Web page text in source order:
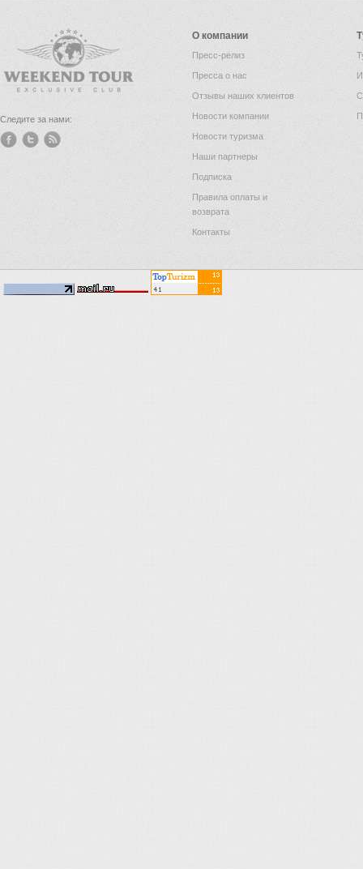
Следите за нами:
О компании
Пресс-релиз
Пресса о нас
Отзывы наших клиентов
Новости компании
Новости туризма
Наши партнеры
Подписка
Правила оплаты и
возврата
Контакты